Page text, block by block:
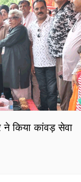
किया कांवड़ सेवा